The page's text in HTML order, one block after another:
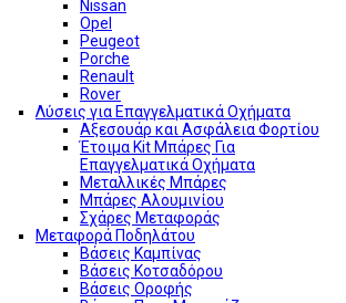
Nissan
Opel
Peugeot
Porche
Renault
Rover
Λύσεις για Επαγγελματικά Οχήματα
Αξεσουάρ και Ασφάλεια Φορτίου
Έτοιμα Kit Μπάρες Για
Επαγγελματικά Οχήματα
Μεταλλικές Μπάρες
Μπάρες Αλουμινίου
Σχάρες Μεταφοράς
Μεταφορά Ποδηλάτου
Βάσεις Καμπίνας
Βάσεις Κοτσαδόρου
Βάσεις Οροφής